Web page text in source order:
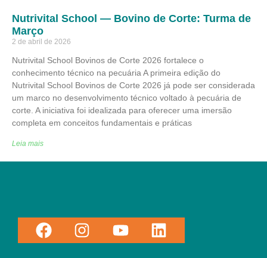
Nutrivital School — Bovino de Corte: Turma de
Março
2 de abril de 2026
Nutrivital School Bovinos de Corte 2026 fortalece o
conhecimento técnico na pecuária A primeira edição do
Nutrivital School Bovinos de Corte 2026 já pode ser considerada
um marco no desenvolvimento técnico voltado à pecuária de
corte. A iniciativa foi idealizada para oferecer uma imersão
completa em conceitos fundamentais e práticas
Leia mais